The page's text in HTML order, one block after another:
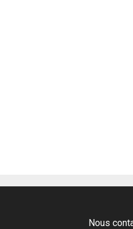
Nous